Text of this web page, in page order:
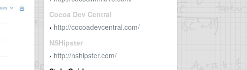
Cocoa Dev Central
› http://cocoadevcentral.com/
NSHipster
› http://nshipster.com/